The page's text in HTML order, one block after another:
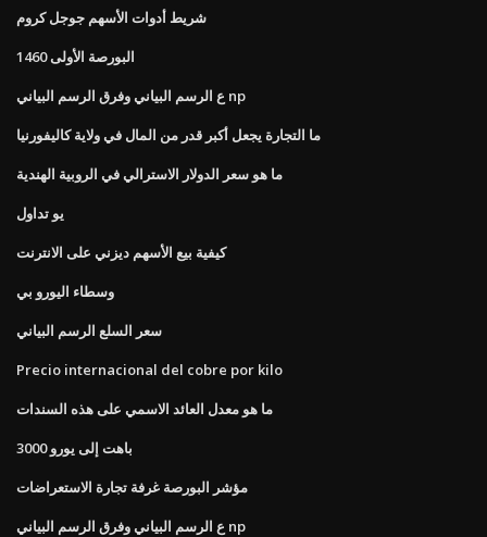
شريط أدوات الأسهم جوجل كروم
البورصة الأولى 1460
ع الرسم البياني وفرق الرسم البياني np
ما التجارة يجعل أكبر قدر من المال في ولاية كاليفورنيا
ما هو سعر الدولار الاسترالي في الروبية الهندية
يو تداول
كيفية بيع الأسهم ديزني على الانترنت
وسطاء اليورو بي
سعر السلع الرسم البياني
Precio internacional del cobre por kilo
ما هو معدل العائد الاسمي على هذه السندات
3000 باهت إلى يورو
مؤشر البورصة غرفة تجارة الاستعراضات
ع الرسم البياني وفرق الرسم البياني np